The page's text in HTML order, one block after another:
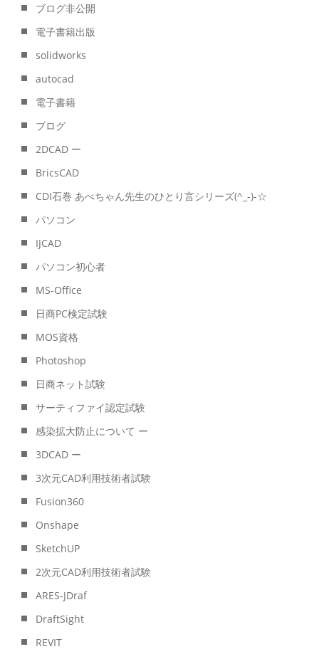
ブログ非公開
電子書籍出版
solidworks
autocad
電子書籍
ブログ
2DCAD ー
BricsCAD
CDI石巻 あべちゃん先生のひとり言シリーズ(^_-)-☆
パソコン
IJCAD
パソコン初心者
MS-Office
日商PC検定試験
MOS資格
Photoshop
日商ネット試験
サーティファイ認定試験
感染拡大防止について ー
3DCAD ー
3次元CAD利用技術者試験
Fusion360
Onshape
SketchUP
2次元CAD利用技術者試験
ARES-JDraf
DraftSight
REVIT